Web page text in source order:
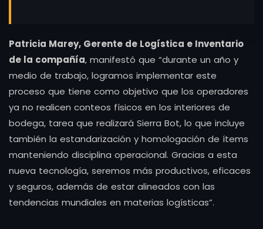
Patricia Marey, Gerente de Logística e Inventario
de la compañía, manifestó que “durante un año y
medio de trabajo, logramos implementar este
proceso que tiene como objetivo que los operadores
ya no realicen conteos físicos en los interiores de
bodega, tarea que realizará Sierra Bot, lo que incluye
también la estandarización y homologación de ítems
manteniendo disciplina operacional. Gracias a esta
nueva tecnología, seremos más productivos, eficaces
y seguros, además de estar alineados con las
tendencias mundiales en materias logísticas”.